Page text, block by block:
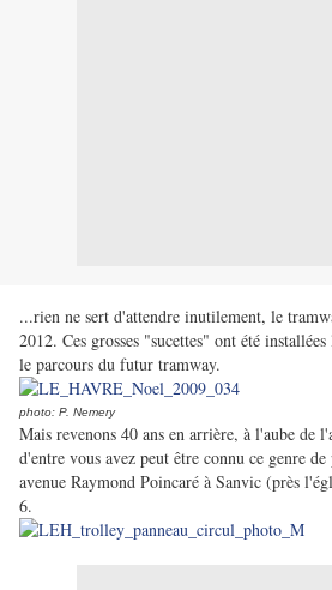
...rien ne sert d'attendre inutilement, le
2012. Ces grosses "sucettes" ont été
le parcours du futur tramway.
photo: P. Nemery
Mais revenons 40 ans en arrière, à l'aube de
d'entre vous avez peut être connu ce genre
avenue Raymond Poincaré à Sanvic (près
6.